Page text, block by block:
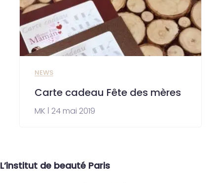
NEWS
Carte cadeau Fête des mères
MK 24 mai 2019
L’institut de beauté Paris